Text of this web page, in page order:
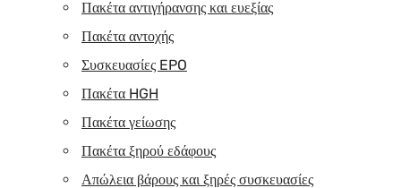
Πακέτα αντιγήρανσης και ευεξίας
Πακέτα αντοχής
Συσκευασίες EPO
Πακέτα HGH
Πακέτα γείωσης
Πακέτα ξηρού εδάφους
Απώλεια βάρους και ξηρές συσκευασίες